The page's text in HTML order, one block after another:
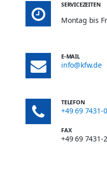
SERVICEZEITEN
Montag bis
E-MAIL
info@kfw.de
TELEFON
+49 69 7431-0
FAX
+49 69 7431-